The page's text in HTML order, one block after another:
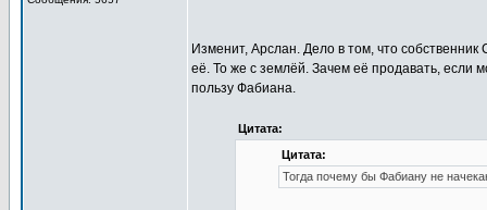
Изменит, Арслан. Дело в том, что
её. То же с землёй. Зачем её продавать, если
пользу Фабиана.
Цитата:
Цитата:
Тогда почему бы Фабиану не